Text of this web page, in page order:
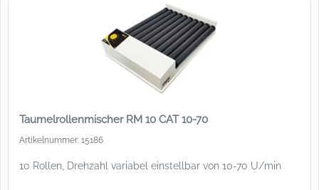
Taumelrollenmischer RM 10 CAT 10-70
Artikelnummer: 15186
10 Rollen, Drehzahl variabel einstellbar von 10-70 U/min